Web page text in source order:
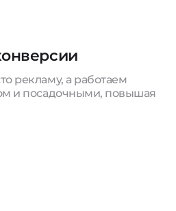
рекламу, а работаем
и посадочными, повышая